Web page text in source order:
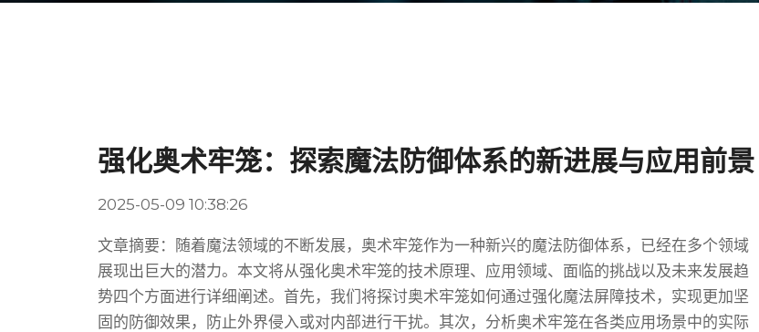
强化奥术牢笼：探索魔法防御体系的新进展与应用前景
2025-05-09 10:38:26
文章摘要：随着魔法领域的不断发展，奥术牢笼作为一种新兴的魔法防御体系，已经在多个领域
展现出巨大的潜力。本文将从强化奥术牢笼的技术原理、应用领域、面临的挑战以及未来发展趋
势四个方面进行详细阐述。首先，我们将探讨奥术牢笼如何通过强化魔法屏障技术，实现更加坚
固的防御效果，防止外界侵入或对内部进行干扰。其次，分析奥术牢笼在各类应用场景中的实际